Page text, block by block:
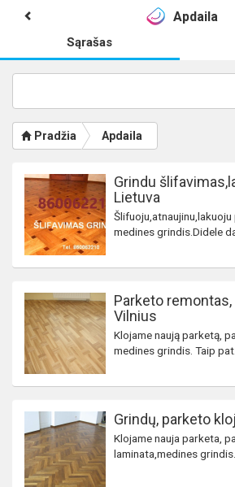
Apdaila
Sąrašas
Pradžia Apdaila
Grindu
Lietuva
medines grindis.Didele
Parketo
Vilnius
Klojame naują parketą,
medines grindis. Taip pat...
Grindų, parketo
Klojame nauja parketa,
laminata,medines grindis.